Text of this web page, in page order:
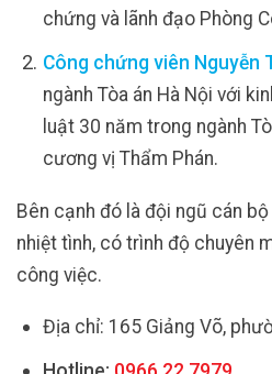
chứng và lãnh đạo Phòng
Công chứng viên Nguyễn
ngành Tòa án Hà Nội với
luật 30 năm trong ngành
cương vị Thẩm Phán.
Bên cạnh đó là đội ngũ cán
nhiệt tình, có trình độ chuyên
công việc.
Địa chỉ: 165 Giảng Võ,